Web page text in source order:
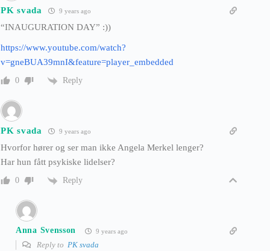
PK svada 9 years ago
“INAUGURATION DAY” :))
https://www.youtube.com/watch?
v=gneBUA39mnI&feature=player_embedded
0 Reply
PK svada 9 years ago
Hvorfor hører og ser man ikke Angela Merkel lenger?
Har hun fått psykiske lidelser?
0 Reply
Anna Svensson 9 years ago
Reply to PK svada